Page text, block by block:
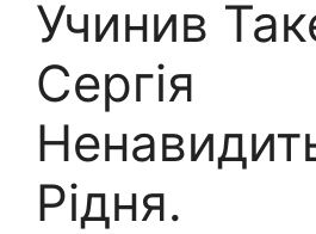
Учинив
Сергія
Рідня.